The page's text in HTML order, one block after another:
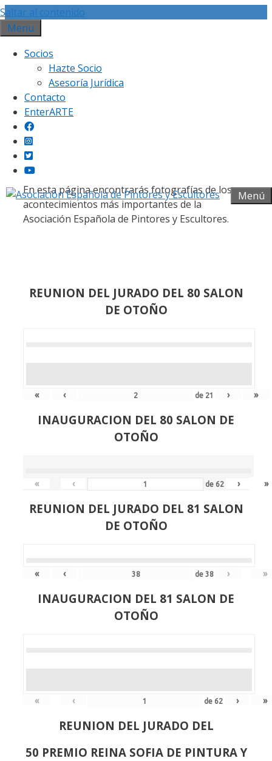
Saltar al contenido
Menu
Socios
Hazte Socio
Asesoría Jurídica
Contacto
EnterARTE
Menú
Galería fotográfica
En esta página encontrarás fotografías de los
acontecimientos más importantes de la
Asociación Española de Pintores y Escultores.
REUNION DEL JURADO DEL 80 SALON
DE OTOÑO
« ‹ de 21 › »
INAUGURACION DEL 80 SALON DE
OTOÑO
« ‹ de 62 › »
REUNION DEL JURADO DEL 81 SALON
DE OTOÑO
« ‹ de38 › »
INAUGURACION DEL 81 SALON DE
OTOÑO
« ‹ de 62 › »
REUNION DEL JURADO DEL
50 PREMIO REINA SOFIA DE PINTURA Y